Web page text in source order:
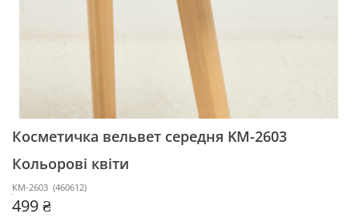
Косметичка вельвет середня KM-2603
Кольорові квіти
KM-2603 (460612)
499 ₴